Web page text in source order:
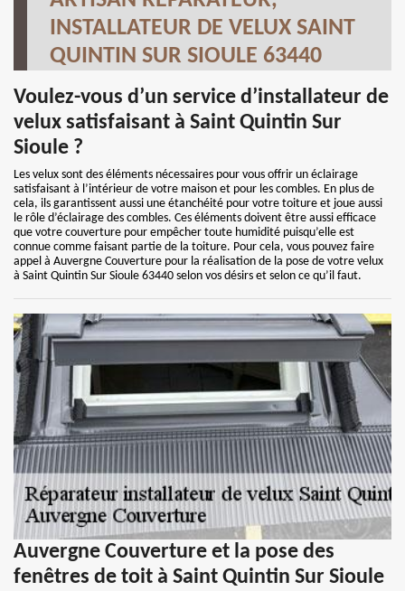
INSTALLATEUR DE VELUX SAINT
QUINTIN SUR SIOULE 63440
Voulez-vous d’un service d’installateur de
velux satisfaisant à Saint Quintin Sur
Sioule ?
Les velux sont des éléments nécessaires pour vous offrir un éclairage
satisfaisant à l’intérieur de votre maison et pour les combles. En plus de
cela, ils garantissent aussi une étanchéité pour votre toiture et joue aussi
le rôle d’éclairage des combles. Ces éléments doivent être aussi efficace
que votre couverture pour empêcher toute humidité puisqu’elle est
connue comme faisant partie de la toiture. Pour cela, vous pouvez faire
appel à Auvergne Couverture pour la réalisation de la pose de votre velux
à Saint Quintin Sur Sioule 63440 selon vos désirs et selon ce qu’il faut.
Auvergne Couverture et la pose des
fenêtres de toit à Saint Quintin Sur Sioule